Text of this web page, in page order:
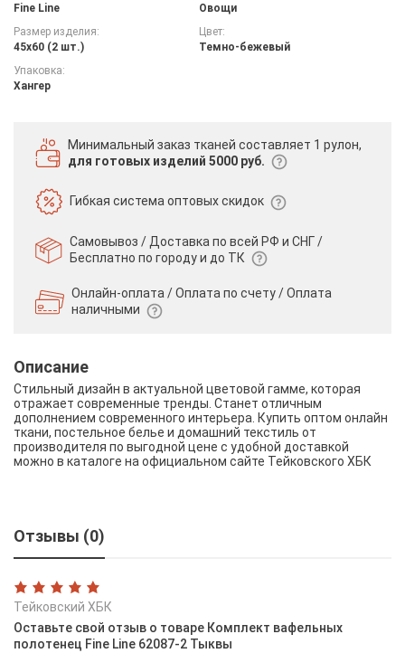
Fine Line
Овощи
Размер изделия:
45х60 (2 шт.)
Цвет:
Темно-бежевый
Упаковка:
Хангер
Минимальный заказ тканей составляет 1 рулон,
для готовых изделий 5000 руб.
Гибкая системаоптовых скидок
Самовывоз / Доставка по всей РФ и СНГ /
Бесплатно по городу и до ТК
Онлайн-оплата / Оплата по счету /Оплата
наличными
Описание
Стильный дизайн в актуальной цветовой гамме, которая
отражает современные тренды. Станет отличным
дополнением современного интерьера. Купить оптом онлайн
ткани, постельное белье и домашний текстиль от
производителя по выгодной цене с удобной доставкой
можно в каталоге на официальном сайте Тейковского ХБК
Отзывы (0)
Тейковский ХБК
Оставьте свой отзыв о товаре Комплект вафельных
полотенец Fine Line 62087-2 Тыквы